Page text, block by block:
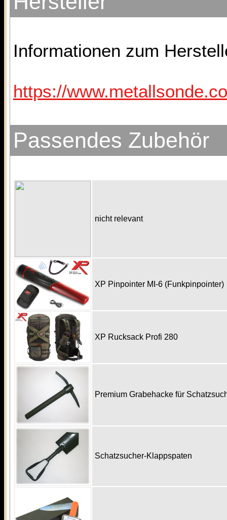
Informationen zum
https://
Passendes Zubehör
nicht relevant
XP Pinpointer MI-6 (Funkpinpointer)
XP Rucksack Profi 280
Premium Grabehacke für
Schatzsucher-Klappspaten